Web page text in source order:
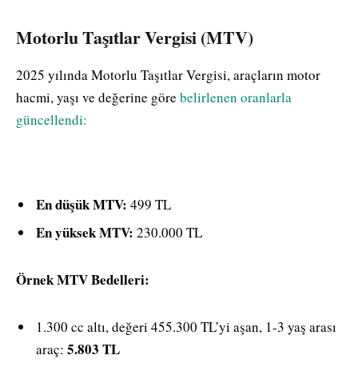
Motorlu Taşıtlar Vergisi (MTV)
2025 yılında Motorlu Taşıtlar Vergisi, araçların motor
hacmi, yaşı ve değerine göre belirlenen oranlarla
güncellendi:
En düşük MTV: 499 TL
En yüksek MTV: 230.000 TL
Örnek MTV Bedelleri:
1.300 cc altı, değeri 455.300 TL’yi aşan, 1-3 yaş arası
araç: 5.803 TL